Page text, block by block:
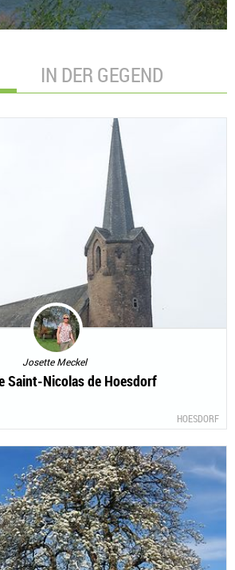
IN DER GEGEND
Josette Meckel
Saint-Nicolas de Hoesdorf
HOESDORF